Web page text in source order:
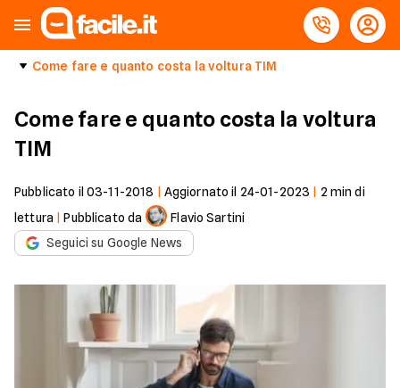
Come fare e quanto costa la voltura TIM
Come fare e quanto costa la voltura
TIM
Pubblicato il 03-11-2018 Aggiornato il 24-01-2023 2 min di
lettura |Pubblicato da
Flavio Sartini
Seguici su Google News